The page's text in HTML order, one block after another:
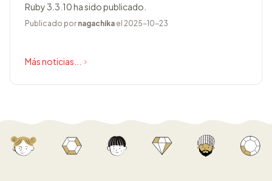
Ruby 3.3.10 ha sido publicado.
Publicado por nagachika el 2025-10-23
Más noticias...